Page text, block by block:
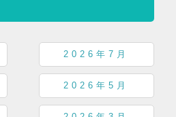
2026年7月
2026年5月